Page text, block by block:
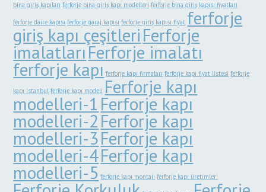
bina giriş kapıları ferforje bina giriş kapı modelleri ferforje bina giriş kapısı fiyatları
ferforje daire kapısı ferforje garaj kapısı ferforje giriş kapısı fiyat ferforje
giriş kapı çeşitleriFerforje
imalatlarıFerforje imalatı
ferforje kapı ferforje kapı firmaları ferforje kapı fiyat listesi ferforje
kapı istanbul ferforje kapı modeli Ferforje kapı
modelleri-1 Ferforje kapı
modelleri-2Ferforje kapı
modelleri-3Ferforje kapı
modelleri-4Ferforje kapı
modelleri-5 ferforje kapı montajı ferforje kapı üretimleri